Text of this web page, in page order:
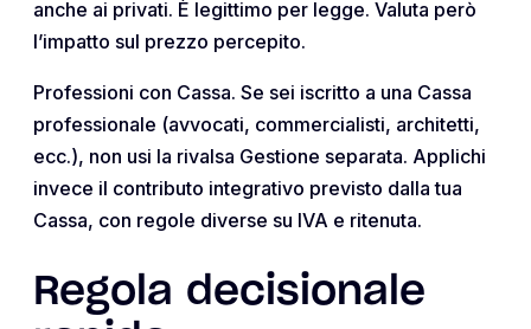
anche ai privati. È legittimo per legge. Valuta però
l’impatto sul prezzo percepito.
Professioni con Cassa. Se sei iscritto a una Cassa
professionale (avvocati, commercialisti, architetti,
ecc.), non usi la rivalsa Gestione separata. Applichi
invece il contributo integrativo previsto dalla tua
Cassa, con regole diverse su IVA e ritenuta.
Regola decisionale